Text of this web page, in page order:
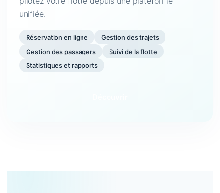
unifiée.
Réservation en ligne
Gestion des trajets
Gestion des passagers
Suivi de la flotte
Statistiques et rapports